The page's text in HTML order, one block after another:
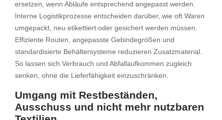
ersetzen, wenn Abläufe entsprechend angepasst werden.
Interne Logistikprozesse entscheiden darüber, wie oft Waren
umgepackt, neu etikettiert oder gesichert werden müssen.
Effiziente Routen, angepasste Gebindegrößen und
standardisierte Behältersysteme reduzieren Zusatzmaterial.
So lassen sich Verbrauch und Abfallaufkommen zugleich
senken, ohne die Lieferfähigkeit einzuschränken.
Umgang mit Restbeständen,
Ausschuss und nicht mehr nutzbaren